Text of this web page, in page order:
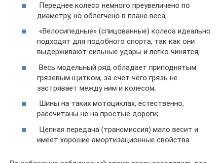
Переднее колесо немного преувеличено по
диаметру, но облегчено в плане веса;
«Велосипедные» (спицованные) колеса идеально
подходят для подобного спорта, так как они
выдерживают сильные удары и легко чинятся;
Весь модельный ряд обладает приподнятым
грязевым щитком, за счет чего грязь не
застрявает между ним и колесом;
Шины на таких мотоциклах, естественно,
рассчитаны не на простые дороги;
Цепная передача (трансмиссия) мало весит и
имеет хорошие амортизационные свойства.